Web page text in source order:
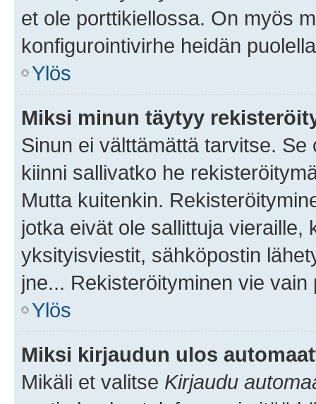
et ole porttikiellossa. On myös
konfigurointivirhe heidän
Ylös
Miksi minun täytyy
Sinun ei välttämättä tarvitse.
kiinni sallivatko he
Mutta kuitenkin.
jotka eivät ole sallittuja vieraille,
yksityisviestit, sähköpostin
jne... Rekisteröityminen vie
Ylös
Miksi kirjaudun ulos
Mikäli et valitse Kirjaudu